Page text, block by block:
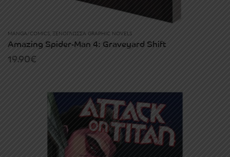
MANGA/COMICS ΞΕΝΌΓΛΩΣΣΑ GRAPHIC NOVELS
Amazing Spider-Man 4: Graveyard Shift
19.90€